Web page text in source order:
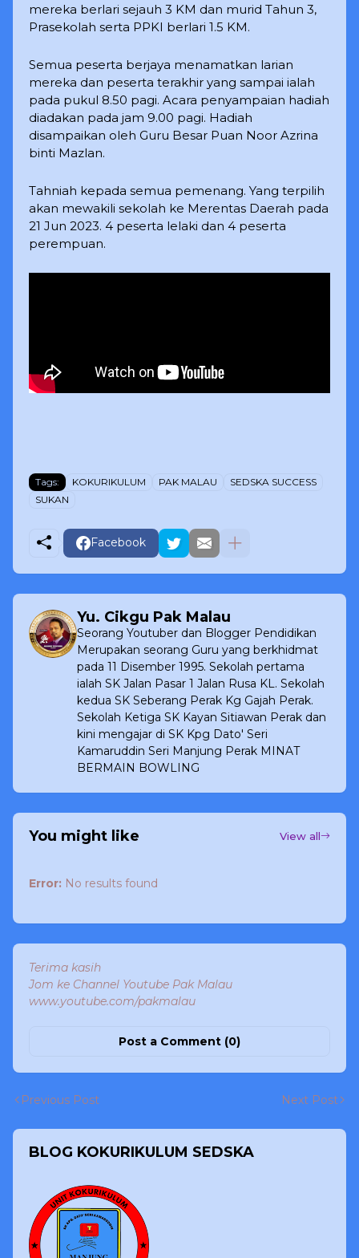
mereka berlari sejauh 3 KM dan murid Tahun 3,
Prasekolah serta PPKI berlari 1.5 KM.
Semua peserta berjaya menamatkan larian
mereka dan peserta terakhir yang sampai ialah
pada pukul 8.50 pagi. Acara penyampaian hadiah
diadakan pada jam 9.00 pagi. Hadiah
disampaikan oleh Guru Besar Puan Noor Azrina
binti Mazlan.
Tahniah kepada semua pemenang. Yang terpilih
akan mewakili sekolah ke Merentas Daerah pada
21 Jun 2023. 4 peserta lelaki dan 4 peserta
perempuan.
Tags: KOKURIKULUM PAK MALAU
SEDSKA SUCCESS
SUKAN
Facebook
Yu. Cikgu Pak Malau
Seorang Youtuber dan Blogger Pendidikan
Merupakan seorang Guru yang berkhidmat
pada 11 Disember 1995. Sekolah pertama
ialah SK Jalan Pasar 1 Jalan Rusa KL. Sekolah
kedua SK Seberang Perak Kg Gajah Perak.
Sekolah Ketiga SK Kayan Sitiawan Perak dan
kini mengajar di SK Kpg Dato' Seri
Kamaruddin Seri Manjung Perak MINAT
BERMAIN BOWLING
You might like View all
Error: No results found
Terima kasih
Jom ke Channel Youtube Pak Malau
www.youtube.com/pakmalau
Post a Comment (0)
Previous Post Next Post
BLOG KOKURIKULUM SEDSKA